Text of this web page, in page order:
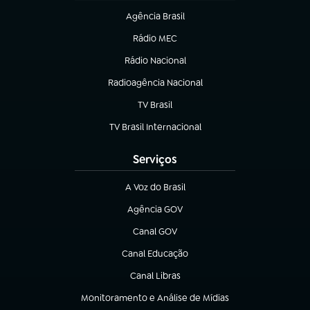
Agência Brasil
(abre em nova aba)
Rádio MEC
(abre em nova aba)
Rádio Nacional
Radioagência Nacional
(abre em nova aba)
TV Brasil
(abre em nova aba)
TV Brasil Internacional
(abre em nova aba)
Serviços
A Voz do Brasil
(abre em nova aba)
Agência GOV
(abre em nova aba)
Canal GOV
(abre em nova aba)
Canal Educação
(abre em nova aba)
Canal Libras
(abre em nova aba)
Monitoramento e Análise de Mídias
(abre em nova aba)